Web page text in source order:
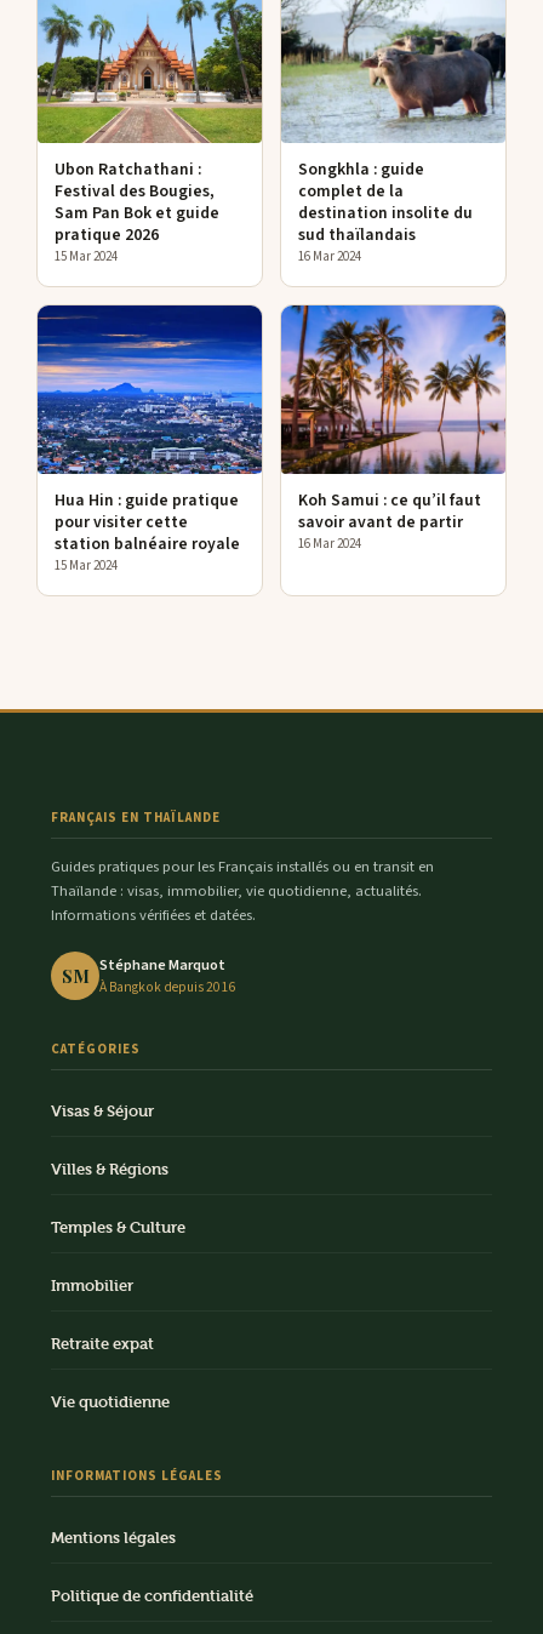
Ubon Ratchathani :
Festival des Bougies,
Sam Pan Bok et guide
pratique 2026
15 Mar 2024
Songkhla : guide
complet de la
destination insolite du
sud thaïlandais
16 Mar 2024
Hua Hin : guide pratique
pour visiter cette
station balnéaire royale
15 Mar 2024
Koh Samui : ce qu’il faut
savoir avant de partir
16 Mar 2024
FRANÇAIS EN THAÏLANDE
Guides pratiques pour les Français installés ou en transit en
Thaïlande : visas, immobilier, vie quotidienne, actualités.
Informations vérifiées et datées.
SM Stéphane Marquot
À Bangkok depuis 2016
CATÉGORIES
Visas & Séjour
Villes & Régions
Temples & Culture
Immobilier
Retraite expat
Vie quotidienne
INFORMATIONS LÉGALES
Mentions légales
Politique de confidentialité